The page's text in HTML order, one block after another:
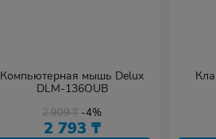
Компьютерная мышь Delux
DLM-136OUB
2 909₸ -4%
2 793 ₸